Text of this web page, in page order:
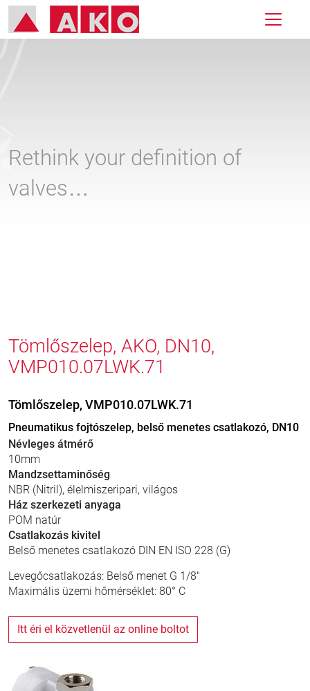
Rethink your definition of
valves…
Tömlőszelep, AKO, DN10,
VMP010.07LWK.71
Tömlőszelep, VMP010.07LWK.71
Pneumatikus fojtószelep, belső menetes csatlakozó, DN10
Névleges átmérő
10mm
Mandzsettaminőség
NBR (Nitril), élelmiszeripari, világos
Ház szerkezeti anyaga
POM natúr
Csatlakozás kivitel
Belső menetes csatlakozó DIN EN ISO 228 (G)
Levegőcsatlakozás: Belső menet G 1/8"
Maximális üzemi hőmérséklet: 80° C
Itt éri el közvetlenül az online boltot